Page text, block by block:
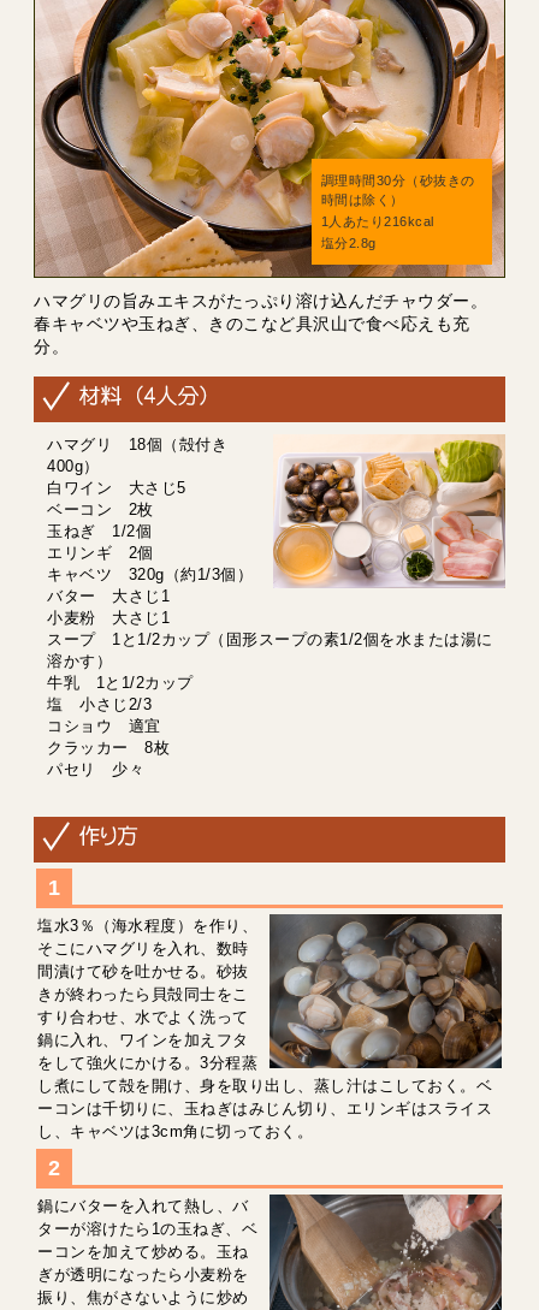
調理時間30分（砂抜きの
時間は除く）
1人あたり216kcal
塩分2.8g
ハマグリの旨みエキスがたっぷり溶け込んだチャウダー。
春キャベツや玉ねぎ、きのこなど具沢山で食べ応えも充
分。
ハマグリ 18個（殻付き
400g）
白ワイン 大さじ5
ベーコン 2枚
玉ねぎ 1/2個
エリンギ 2個
キャベツ 320g（約1/3個）
バター 大さじ1
小麦粉 大さじ1
スープ 1と1/2カップ（固形スープの素1/2個を水または湯に
溶かす）
牛乳 1と1/2カップ
塩 小さじ2/3
コショウ 適宜
クラッカー 8枚
パセリ 少々
塩水3％（海水程度）を作り、
そこにハマグリを入れ、数時
間漬けて砂を吐かせる。砂抜
きが終わったら貝殻同士をこ
すり合わせ、水でよく洗って
鍋に入れ、ワインを加えフタ
をして強火にかける。3分程蒸
し煮にして殻を開け、身を取り出し、蒸し汁はこしておく。ベ
ーコンは千切りに、玉ねぎはみじん切り、エリンギはスライス
し、キャベツは3cm角に切っておく。
鍋にバターを入れて熱し、バ
ターが溶けたら1の玉ねぎ、ベ
ーコンを加えて炒める。玉ね
ぎが透明になったら小麦粉を
振り、焦がさないように炒め